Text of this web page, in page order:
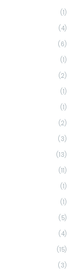
(1)
(4)
(6)
(1)
(2)
(1)
(1)
(2)
(3)
(13)
(11)
(1)
(1)
(5)
(4)
(15)
(3)